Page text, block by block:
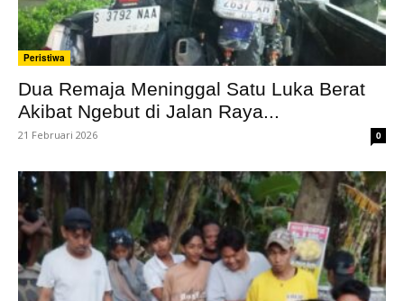
Peristiwa
Dua Remaja Meninggal Satu Luka Berat
Akibat Ngebut di Jalan Raya...
21 Februari 2026 0